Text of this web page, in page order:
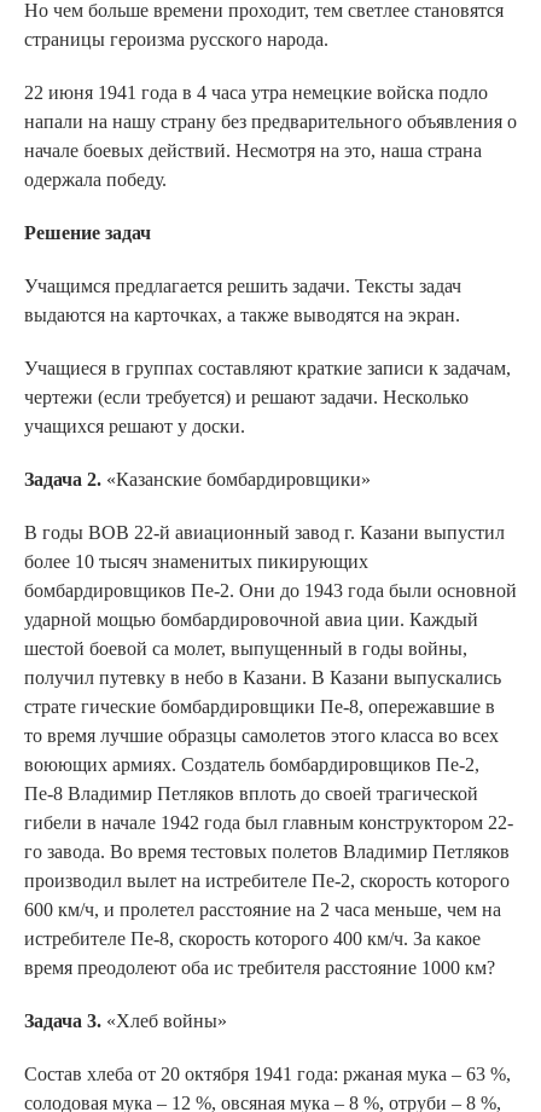
Но чем больше времени проходит, тем светлее становятся
страницы героизма русского народа.
22 июня 1941 года в 4 часа утра немецкие войска подло
напали на нашу страну без предварительного объявления о
начале боевых действий. Несмотря на это, наша страна
одержала победу.
Решение задач
Учащимся предлагается решить задачи. Тексты задач
выдаются на карточках, а также выводятся на экран.
Учащиеся в группах составляют краткие записи к задачам,
чертежи (если требуется) и решают задачи. Несколько
учащихся решают у доски.
Задача 2. «Казанские бомбардировщики»
В годы ВОВ 22-й авиационный завод г. Казани выпустил
более 10 тысяч знаменитых пикирующих
бомбардировщиков Пе-2. Они до 1943 года были основной
ударной мощью бомбардировочной авиа ции. Каждый
шестой боевой са молет, выпущенный в годы войны,
получил путевку в небо в Казани. В Казани выпускались
страте гические бомбардировщики Пе-8, опережавшие в
то время лучшие образцы самолетов этого класса во всех
воюющих армиях. Создатель бомбардировщиков Пе-2,
Пе-8 Владимир Петляков вплоть до своей трагической
гибели в начале 1942 года был главным конструктором 22-
го завода. Во время тестовых полетов Владимир Петляков
производил вылет на истребителе Пе-2, скорость которого
600 км/ч, и пролетел расстояние на 2 часа меньше, чем на
истребителе Пе-8, скорость которого 400 км/ч. За какое
время преодолеют оба ис требителя расстояние 1000 км?
Задача 3. «Хлеб войны»
Состав хлеба от 20 октября 1941 года: ржаная мука – 63 %,
солодовая мука – 12 %, овсяная мука – 8 %, отруби – 8 %,